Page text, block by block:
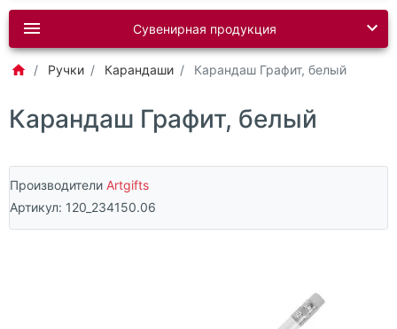
Сувенирная продукция
Ручки Карандаши Карандаш Графит, белый
Карандаш Графит, белый
Производители Artgifts
Артикул: 120_234150.06